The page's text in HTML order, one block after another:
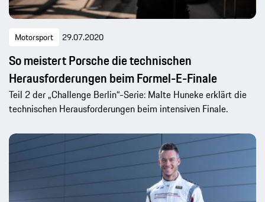
Motorsport 29.07.2020
So meistert Porsche die technischen
Herausforderungen beim Formel-E-Finale
Teil 2 der „Challenge Berlin“-Serie: Malte Huneke erklärt die
technischen Herausforderungen beim intensiven Finale.